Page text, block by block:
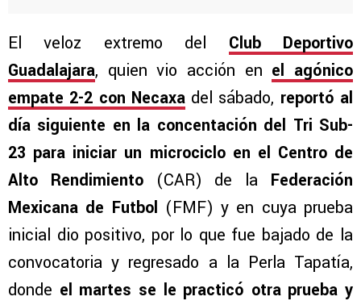
El veloz extremo del Club Deportivo
Guadalajara, quien vio acción en el agónico
empate 2-2 con Necaxadel sábado, reportó al
día siguiente en la concentación del Tri Sub-
23 para iniciar un microciclo en el Centro de
Alto Rendimiento(CAR) de la Federación
Mexicana de Futbol (FMF) y en cuya prueba
inicial dio positivo, por lo que fue bajado de la
convocatoria y regresado a la Perla Tapatía,
donde el martes se le practicó otra prueba y